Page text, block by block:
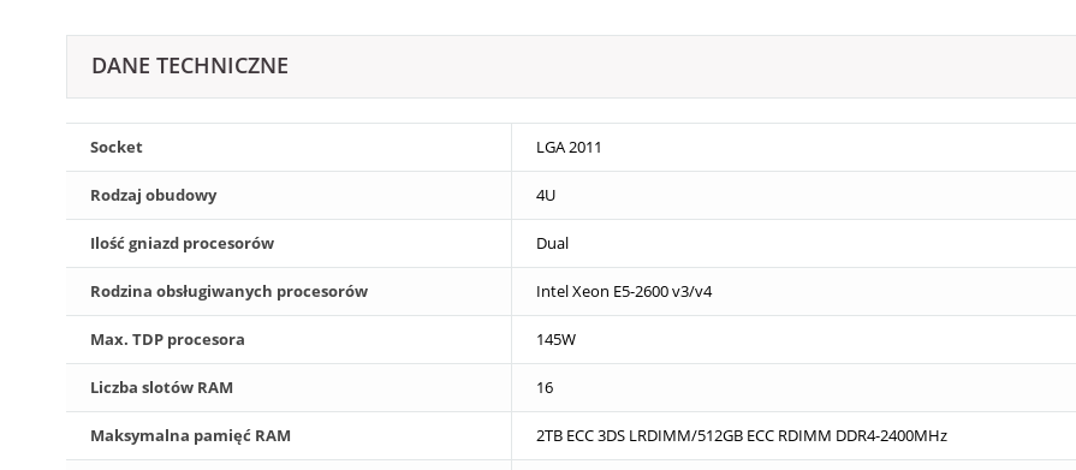
DANE TECHNICZNE
Socket LGA 2011
Rodzaj obudowy 4U
Ilość gniazd procesorów Dual
Rodzina obsługiwanych procesorów Intel Xeon E5-2600 v3/v4
Max. TDP procesora 145W
Liczba slotów RAM 16
Maksymalna pamięć RAM 2TB ECC 3DS LRDIMM/512GB ECC RDIMM DDR4-2400MHz